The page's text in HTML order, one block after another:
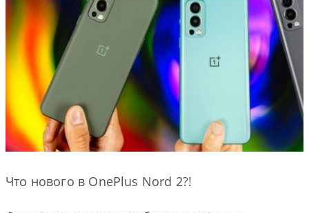
Что нового в OnePlus Nord 2?!